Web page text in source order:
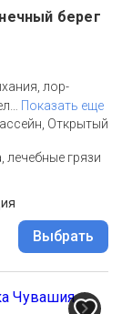
берег
лор-
Показать еще
Открытый
лечебные грязи
Выбрать